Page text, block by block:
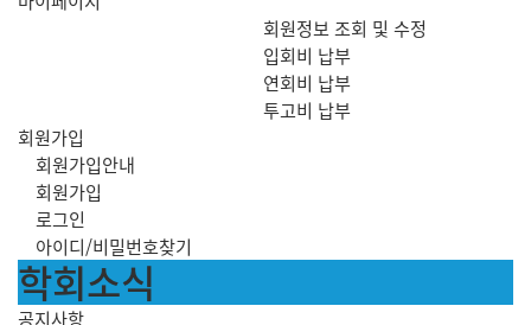
회원정보 조회 및 수정
입회비 납부
연회비 납부
투고비 납부
회원가입
회원가입안내
회원가입
로그인
아이디/비밀번호찾기
학회소식
공지사항